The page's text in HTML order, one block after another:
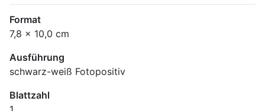
Format
7,8 x 10,0 cm
Ausführung
schwarz-weiß Fotopositiv
Blattzahl